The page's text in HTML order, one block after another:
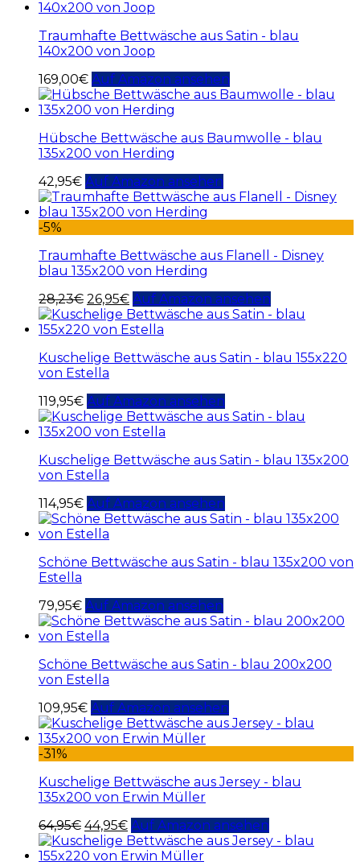
Traumhafte Bettwäsche aus Satin - blau
140x200 von Joop
169,00€ Auf Amazon ansehen
Hübsche Bettwäsche aus Baumwolle - blau
135x200 von Herding
42,95€ Auf Amazon ansehen
-5%
Traumhafte Bettwäsche aus Flanell - Disney
blau 135x200 von Herding
28,23€ 26,95€ Auf Amazon ansehen
Kuschelige Bettwäsche aus Satin - blau 155x220
von Estella
119,95€ Auf Amazon ansehen
Kuschelige Bettwäsche aus Satin - blau 135x200
von Estella
114,95€ Auf Amazon ansehen
Schöne Bettwäsche aus Satin - blau 135x200 von
Estella
79,95€ Auf Amazon ansehen
Schöne Bettwäsche aus Satin - blau 200x200
von Estella
109,95€ Auf Amazon ansehen
-31%
Kuschelige Bettwäsche aus Jersey - blau
135x200 von Erwin Müller
64,95€ 44,95€ Auf Amazon ansehen